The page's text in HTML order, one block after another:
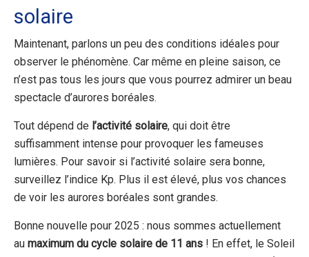
solaire
Maintenant, parlons un peu des conditions idéales pour
observer le phénomène. Car même en pleine saison, ce
n’est pas tous les jours que vous pourrez admirer un beau
spectacle d’aurores boréales.
Tout dépend de l’activité solaire, qui doit être
suffisamment intense pour provoquer les fameuses
lumières. Pour savoir si l’activité solaire sera bonne,
surveillez l’indice Kp. Plus il est élevé, plus vos chances
de voir les aurores boréales sont grandes.
Bonne nouvelle pour 2025 : nous sommes actuellement
au maximum du cycle solaire de 11 ans ! En effet, le Soleil